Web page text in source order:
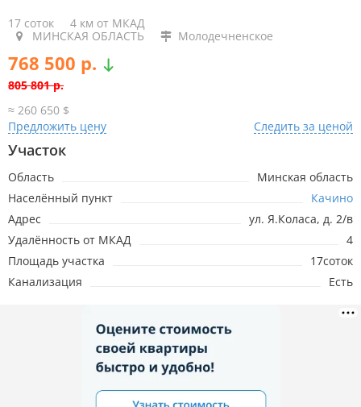
17 соток
4 км от МКАД
МИНСКАЯ ОБЛАСТЬ
Молодечненское
768 500 р.
10.07.2026
9.07.2026
805 801 р.
≈ 260 650 $
Предложить цену
Следить за ценой
Участок
Область
Минская область
Населённый пункт
Качино
Адрес
ул. Я.Коласа, д. 2/в
Удалённость от МКАД
4
Площадь участка
17соток
Канализация
Есть